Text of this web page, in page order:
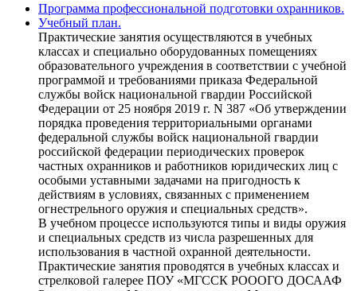
Программа профессиональной подготовки охранников.
Учебный план.
Практические занятия осуществляются в учебных
классах и специально оборудованных помещениях
образовательного учреждения в соответствии с учебной
программой и требованиями приказа Федеральной
службы войск национальной гвардии Российской
Федерации от 25 ноября 2019 г. N 387 «Об утверждении
порядка проведения территориальными органами
федеральной службы войск национальной гвардии
российской федерации периодических проверок
частных охранников и работников юридических лиц с
особыми уставными задачами на пригодность к
действиям в условиях, связанных с применением
огнестрельного оружия и специальных средств».
В учебном процессе используются типы и виды оружия
и специальных средств из числа разрешенных для
использования в частной охранной деятельности.
Практические занятия проводятся в учебных классах и
стрелковой галерее ПОУ «МГССК РОООГО ДОСААФ